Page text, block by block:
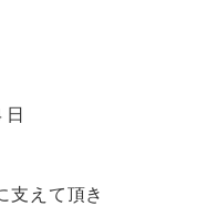
支えて頂き